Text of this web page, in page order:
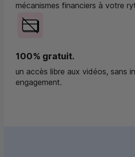
mécanismes financiers à votre
100% gratuit.
un accès libre aux vidéos, sans
engagement.